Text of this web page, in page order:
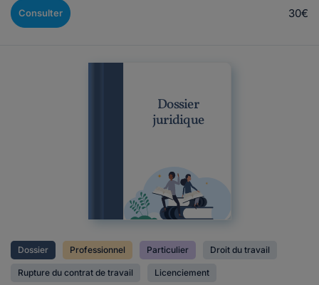
Consulter 30€
Dossier
juridique
Dossier Professionnel Particulier Droit du travail
Rupture du contrat de travail Licenciement